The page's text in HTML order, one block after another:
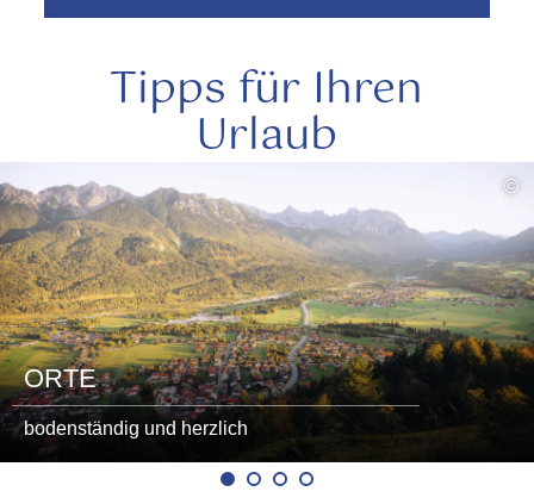
Tipps für Ihren
Urlaub
©
ORTE
bodenständig und herzlich